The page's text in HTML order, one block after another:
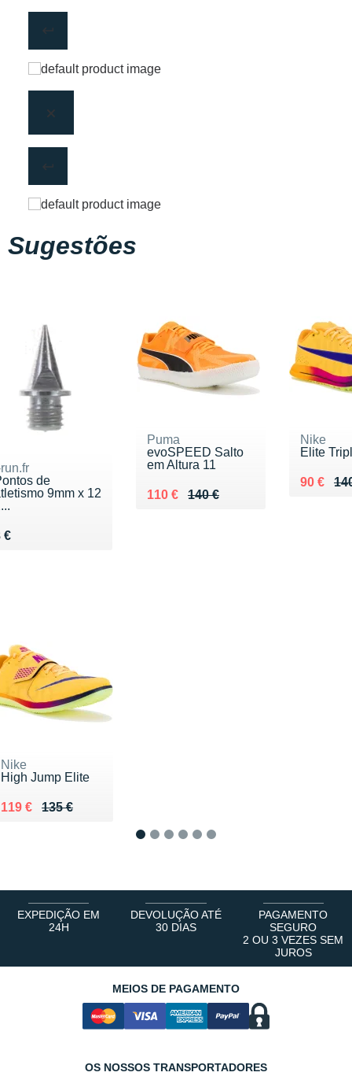
Sugestões
de
9mm x 12
€ 8 €
Puma
evoSPEED Salto
em Altura 11
140 €
Au lieu de 140 €
110 €
Vendu 110 €
Nike
Elite
Au lieu
90 €
Vendu
Nike
High Jump Elite
135 €
Au lieu de 135 €
119 €
Vendu 119 €
EXPEDIÇÃO EM
24H
DEVOLUÇÃO ATÉ
30 DIAS
PAGAMENTO
SEGURO
2 OU 3 VEZES SEM
JUROS
MEIOS DE PAGAMENTO
OS NOSSOS TRANSPORTADORES